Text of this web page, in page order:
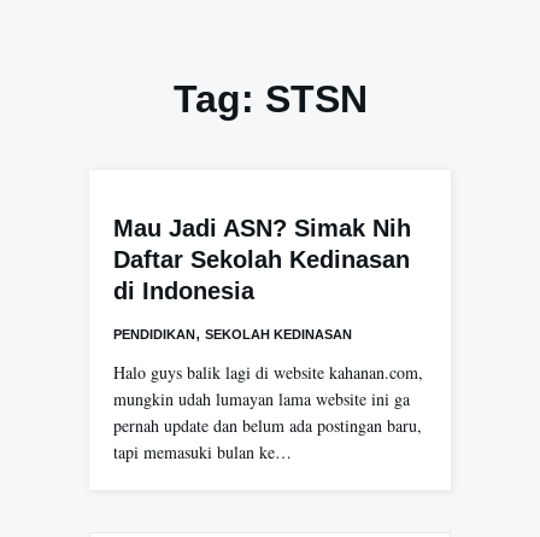
Tag: STSN
Mau Jadi ASN? Simak Nih
Daftar Sekolah Kedinasan
di Indonesia
PENDIDIKAN, SEKOLAH KEDINASAN
Halo guys balik lagi di website kahanan.com,
mungkin udah lumayan lama website ini ga
pernah update dan belum ada postingan baru,
tapi memasuki bulan ke…